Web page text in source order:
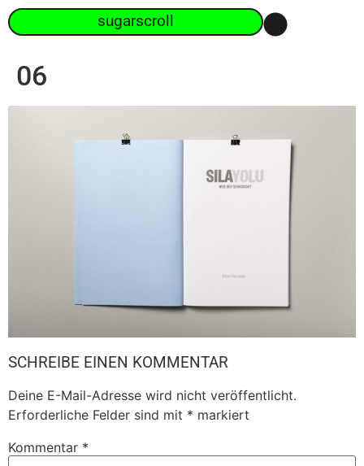
sugarscroll
06
SCHREIBE EINEN KOMMENTAR
Deine E-Mail-Adresse wird nicht veröffentlicht.
Erforderliche Felder sind mit * markiert
Kommentar *